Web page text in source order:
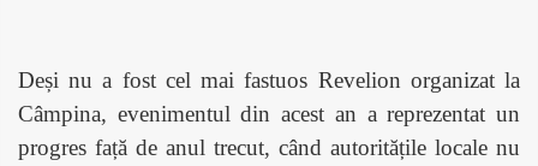
Deși nu a fost cel mai fastuos Revelion organizat la
Câmpina, evenimentul din acest an a reprezentat un
progres față de anul trecut, când autoritățile locale nu